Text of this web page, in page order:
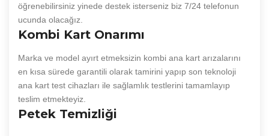
öğrenebilirsiniz yinede destek isterseniz biz 7/24 telefonun
ucunda olacağız.
Kombi Kart Onarımı
Marka ve model ayırt etmeksizin kombi ana kart arızalarını
en kısa sürede garantili olarak tamirini yapıp son teknoloji
ana kart test cihazları ile sağlamlık testlerini tamamlayıp
teslim etmekteyiz.
Petek Temizliği